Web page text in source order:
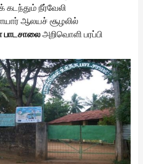
நீர்வேலி
ஆலயச் சூழலில்
அறிவொளி பரப்பி